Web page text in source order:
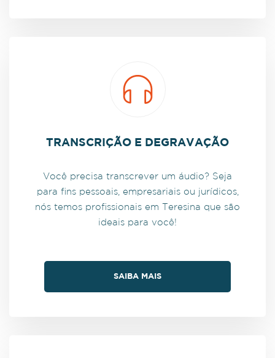
TRANSCRIÇÃO E DEGRAVAÇÃO
Você precisa transcrever um áudio? Seja
para fins pessoais, empresariais ou jurídicos,
nós temos profissionais em Teresina que são
ideais para você!
SAIBA MAIS